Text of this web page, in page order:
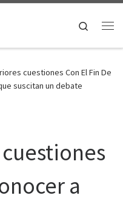
Search
cuestiones Con El Fin De
suscitan un debate
a